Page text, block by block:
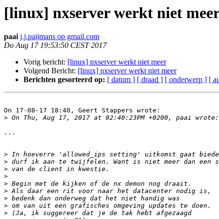
[linux] nxserver werkt niet
paai j.j.paijmans op gmail.com
Do Aug 17 19:53:50 CEST 2017
Vorig bericht: [linux] nxserver werkt niet meer
Volgend Bericht: [linux] nxserver werkt niet meer
Berichten gesorteerd op: [ datum ] [ draad ] [ onderwerp ] [
On 17-08-17 18:40, Geert Stappers wrote:
>
...
>
>
>
>
>
>
>
>
>